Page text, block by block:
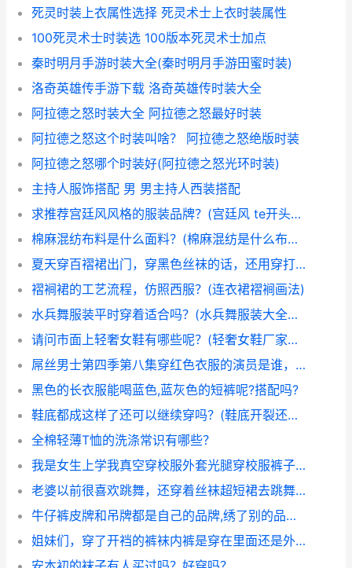
死灵时装上衣属性选择 死灵术士上衣时装属性
100死灵术士时装选 100版本死灵术士加点
秦时明月手游时装大全(秦时明月手游田蜜时装)
洛奇英雄传手游下载 洛奇英雄传时装大全
阿拉德之怒时装大全 阿拉德之怒最好时装
阿拉德之怒这个时装叫啥？ 阿拉德之怒绝版时装
阿拉德之怒哪个时装好(阿拉德之怒光环时装)
主持人服饰搭配 男 男主持人西装搭配
求推荐宫廷风风格的服装品牌？(宫廷风 te开头的牌子)
棉麻混纺布料是什么面料？(棉麻混纺是什么布料呀)
夏天穿百褶裙出门，穿黑色丝袜的话，还用穿打底裤吗？(春天穿裙子如何打底)
褶裥裙的工艺流程，仿照西服？(连衣裙褶裥画法)
水兵舞服装平时穿着适合吗？(水兵舞服装大全图片)
请问市面上轻奢女鞋有哪些呢？(轻奢女鞋厂家哪家好)
屌丝男士第四季第八集穿红色衣服的演员是谁，直接上图,如有知道，必有重谢(穿红色衣服送外卖av)
黑色的长衣服能喝蓝色,蓝灰色的短裤呢?搭配吗?
鞋底都成这样了还可以继续穿吗？(鞋底开裂还能穿吗)
全棉轻薄T恤的洗涤常识有哪些？
我是女生上学我真空穿校服外套光腿穿校服裤子光脚穿一字高跟凉鞋上学冬天就套一件羽绒服可以吗？
老婆以前很喜欢跳舞，还穿着丝袜超短裙去跳舞，我亲眼见过特别人摸她屁股，她这么做是为了好玩吗？
牛仔裤皮牌和吊牌都是自己的品牌,绣了别的品牌图案算不算犯法,算的话会怎么样？
姐妹们，穿了开裆的裤袜内裤是穿在里面还是外面？(开裆内裤是干什么用的)